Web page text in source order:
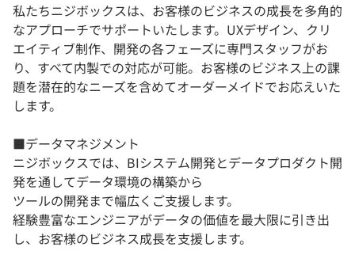
私たちニジボックスは、お客様のビジネスの成長を多角的
なアプローチでサポートいたします。UXデザイン、クリ
エイティブ制作、開発の各フェーズに専門スタッフがお
り、すべて内製での対応が可能。お客様のビジネス上の課
題を潜在的なニーズを含めてオーダーメイドでお応えいた
します。
■データマネジメント
ニジボックスでは、BIシステム開発とデータプロダクト開
発を通してデータ環境の構築から
ツールの開発まで幅広くご支援します。
経験豊富なエンジニアがデータの価値を最大限に引き出
し、お客様のビジネス成長を支援します。